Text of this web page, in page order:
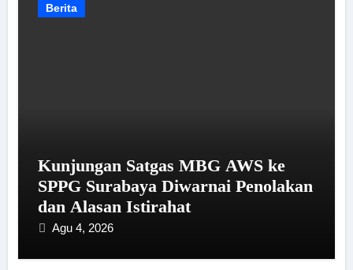
Berita
Kunjungan Satgas MBG AWS ke
SPPG Surabaya Diwarnai Penolakan
dan Alasan Istirahat
Agu 4, 2026